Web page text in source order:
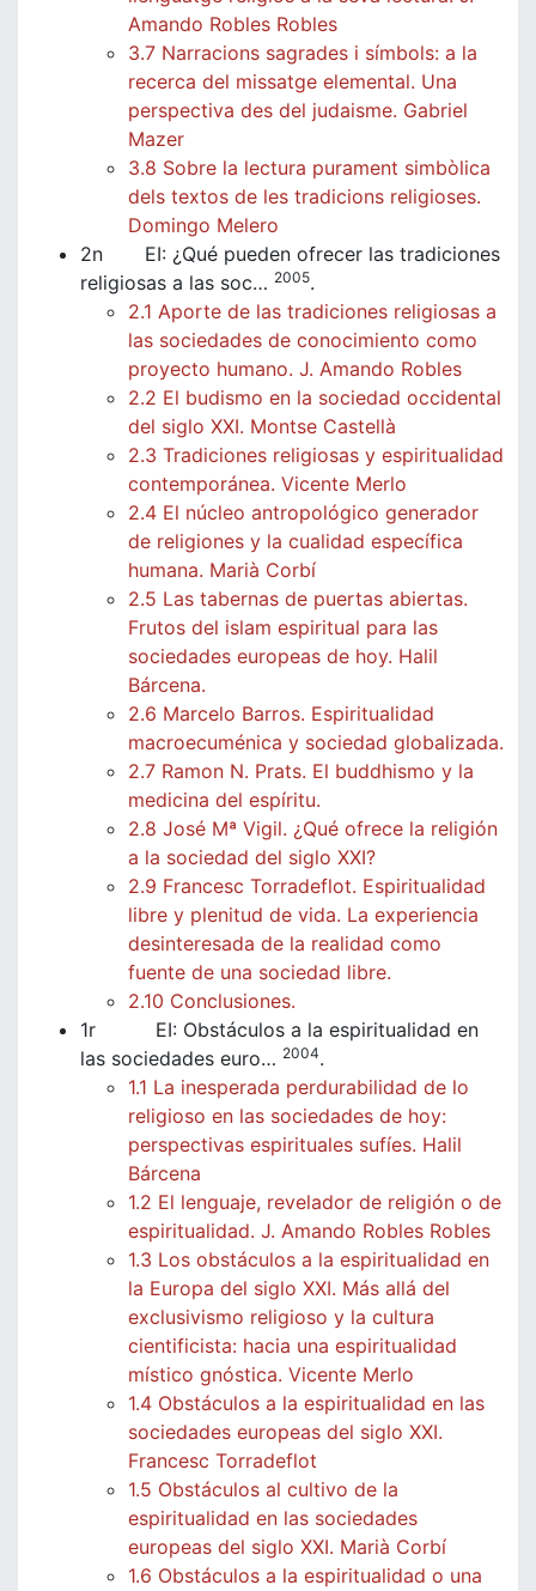
Amando Robles Robles
3.7 Narracions sagrades i símbols: a la
recerca del missatge elemental. Una
perspectiva des del judaisme. Gabriel
Mazer
3.8 Sobre la lectura purament simbòlica
dels textos de les tradicions religioses.
Domingo Melero
2n EI: ¿Qué pueden ofrecer las tradiciones
religiosas a las soc… 2005.
2.1 Aporte de las tradiciones religiosas a
las sociedades de conocimiento como
proyecto humano. J. Amando Robles
2.2 El budismo en la sociedad occidental
del siglo XXI. Montse Castellà
2.3 Tradiciones religiosas y espiritualidad
contemporánea. Vicente Merlo
2.4 El núcleo antropológico generador
de religiones y la cualidad específica
humana. Marià Corbí
2.5 Las tabernas de puertas abiertas.
Frutos del islam espiritual para las
sociedades europeas de hoy. Halil
Bárcena.
2.6 Marcelo Barros. Espiritualidad
macroecuménica y sociedad globalizada.
2.7 Ramon N. Prats. El buddhismo y la
medicina del espíritu.
2.8 José Mª Vigil. ¿Qué ofrece la religión
a la sociedad del siglo XXI?
2.9 Francesc Torradeflot. Espiritualidad
libre y plenitud de vida. La experiencia
desinteresada de la realidad como
fuente de una sociedad libre.
2.10 Conclusiones.
1r EI: Obstáculos a la espiritualidad en
las sociedades euro… 2004.
1.1 La inesperada perdurabilidad de lo
religioso en las sociedades de hoy:
perspectivas espirituales sufíes. Halil
Bárcena
1.2 El lenguaje, revelador de religión o de
espiritualidad. J. Amando Robles Robles
1.3 Los obstáculos a la espiritualidad en
la Europa del siglo XXI. Más allá del
exclusivismo religioso y la cultura
cientificista: hacia una espiritualidad
místico gnóstica. Vicente Merlo
1.4 Obstáculos a la espiritualidad en las
sociedades europeas del siglo XXI.
Francesc Torradeflot
1.5 Obstáculos al cultivo de la
espiritualidad en las sociedades
europeas del siglo XXI. Marià Corbí
1.6 Obstáculos a la espiritualidad o una